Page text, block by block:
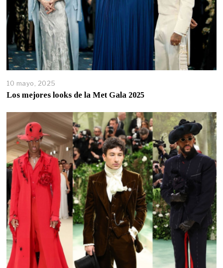
10 mayo, 2025
Los mejores looks de la Met Gala 2025